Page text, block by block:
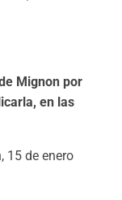
Mignon por
en las
15 de enero